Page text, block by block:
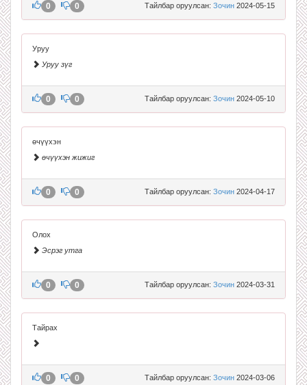
Тайлбар оруулсан: Зочин 2024-05-15
0 0
Уруу
Уруу зүг
Тайлбар оруулсан: Зочин 2024-05-10
0 0
өчүүхэн
өчүүхэн жижиг
Тайлбар оруулсан: Зочин 2024-04-17
0 0
Олох
Эсрэг утга
Тайлбар оруулсан: Зочин 2024-03-31
0 0
Тайрах
Тайлбар оруулсан: Зочин 2024-03-06
0 0